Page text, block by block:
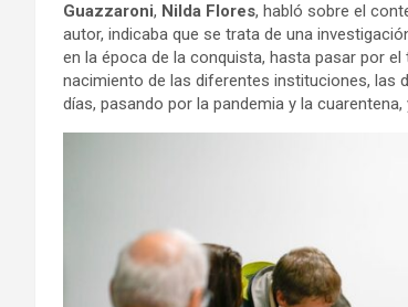
Guazzaroni, Nilda Flores, habló sobre el
autor, indicaba que se trata de una
en la época de la conquista, hasta pasar por
nacimiento de las diferentes instituciones, las
días, pasando por la pandemia y la